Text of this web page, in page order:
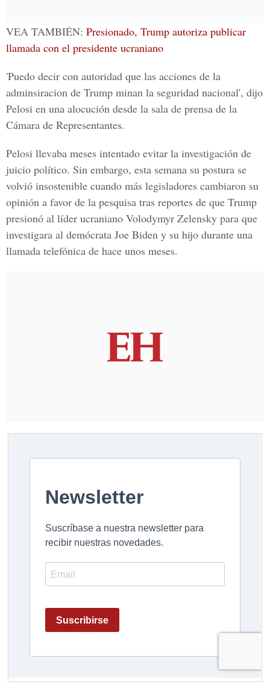
VEA TAMBIÉN: Presionado, Trump autoriza publicar
llamada con el presidente ucraniano
'Puedo decir con autoridad que las acciones de la
adminsiracion de Trump minan la seguridad nacional', dijo
Pelosi en una alocución desde la sala de prensa de la
Cámara de Representantes.
Pelosi llevaba meses intentado evitar la investigación de
juicio político. Sin embargo, esta semana su postura se
volvió insostenible cuando más legisladores cambiaron su
opinión a favor de la pesquisa tras reportes de que Trump
presionó al líder ucraniano Volodymyr Zelensky para que
investigara al demócrata Joe Biden y su hijo durante una
llamada telefónica de hace unos meses.